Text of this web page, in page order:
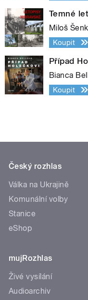
Temné
Miloš
Koupit
Případ
Bianca
Koupit
Český rozhlas
Válka na Ukrajině
Komunální volby
Stanice
eShop
mujRozhlas
Živé vysílání
Audioarchiv